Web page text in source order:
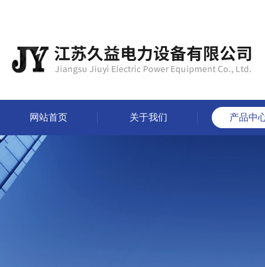
网站首页 关于我们 产品中